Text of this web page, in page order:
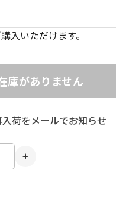
入いただけます。
庫がありません
荷をメールでお知らせ